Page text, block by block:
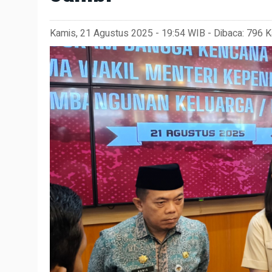
Kamis, 21 Agustus 2025 - 19:54 WIB - Dibaca: 796